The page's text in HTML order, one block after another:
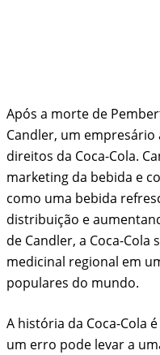
Após a morte de
Candler, um
direitos da Coca-Cola.
marketing da bebida e
como uma bebida
distribuição e
de Candler, a Coca-
medicinal regional em
populares do mundo.
A história da Coca-Cola
um erro pode levar a